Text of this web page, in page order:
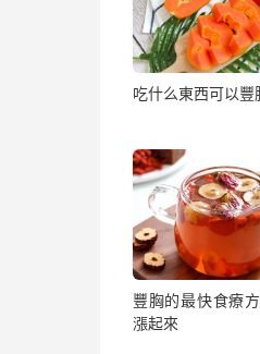
吃什么東西可以豐
豐胸的最快食療
漲起來